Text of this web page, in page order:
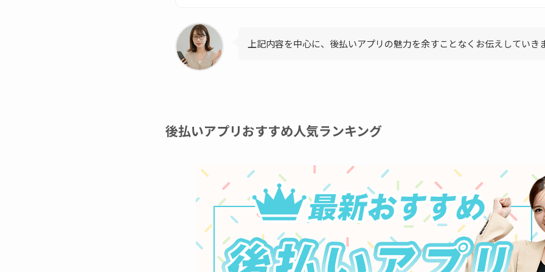
上記内容を中心に、後払いアプリの魅力を余すことなくお伝えしていき
後払いアプリおすすめ人気ランキング